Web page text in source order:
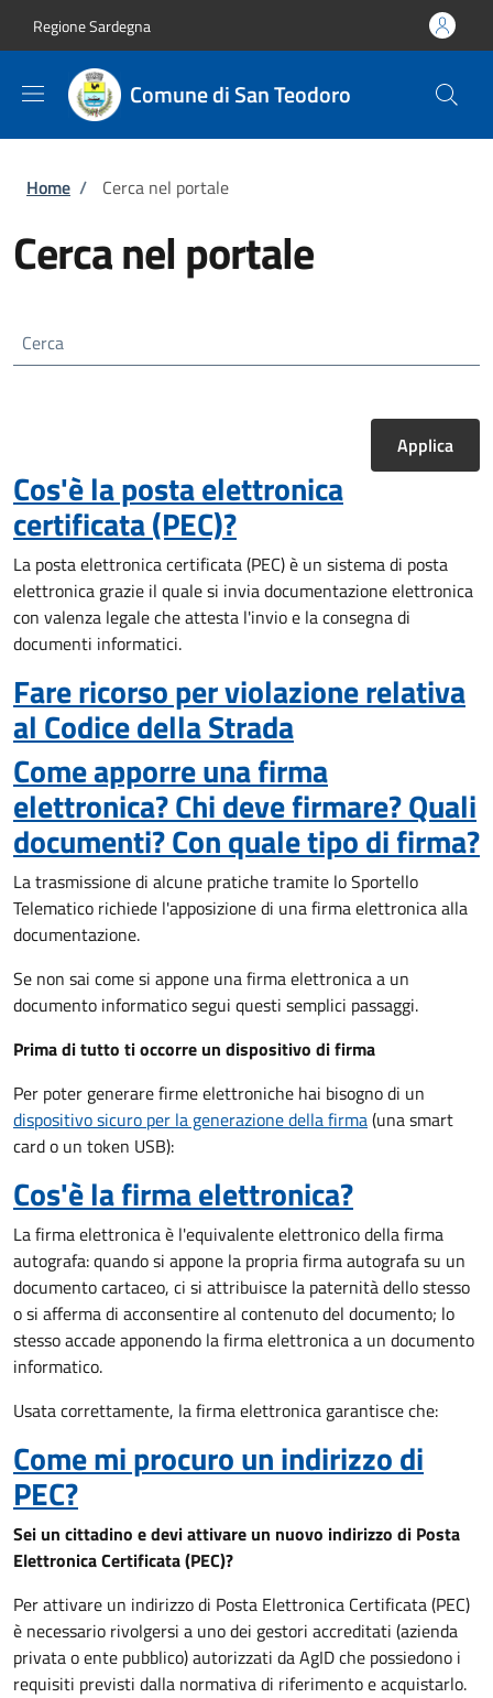
Regione Sardegna
Comune di San Teodoro
Briciole di pane
Home / Cerca nel portale
Cerca nel portale
Cerca
Cos'è la posta elettronica
certificata (PEC)?
La posta elettronica certificata (PEC) è un sistema di posta
elettronica grazie il quale si invia documentazione elettronica
con valenza legale che attesta l'invio e la consegna di
documenti informatici.
Fare ricorso per violazione relativa
al Codice della Strada
Come apporre una firma
elettronica? Chi deve firmare? Quali
documenti? Con quale tipo di firma?
La trasmissione di alcune pratiche tramite lo Sportello
Telematico richiede l'apposizione di una firma elettronica alla
documentazione.
Se non sai come si appone una firma elettronica a un
documento informatico segui questi semplici passaggi.
Prima di tutto ti occorre un dispositivo di firma
Per poter generare firme elettroniche hai bisogno di un
dispositivo sicuro per la generazione della firma(una smart
card o un token USB):
Cos'è la firma elettronica?
La firma elettronica è l'equivalente elettronico della firma
autografa: quando si appone la propria firma autografa su un
documento cartaceo, ci si attribuisce la paternità dello stesso
o si afferma di acconsentire al contenuto del documento; lo
stesso accade apponendo la firma elettronica a un documento
informatico.
Usata correttamente, la firma elettronica garantisce che:
Come mi procuro un indirizzo di
PEC?
Sei un cittadino e devi attivare un nuovo indirizzo di Posta
Elettronica Certificata (PEC)?
Per attivare un indirizzo di Posta Elettronica Certificata (PEC)
è necessario rivolgersi a uno dei gestori accreditati (azienda
privata o ente pubblico) autorizzati da AgID che possiedono i
requisiti previsti dalla normativa di riferimento e acquistarlo.